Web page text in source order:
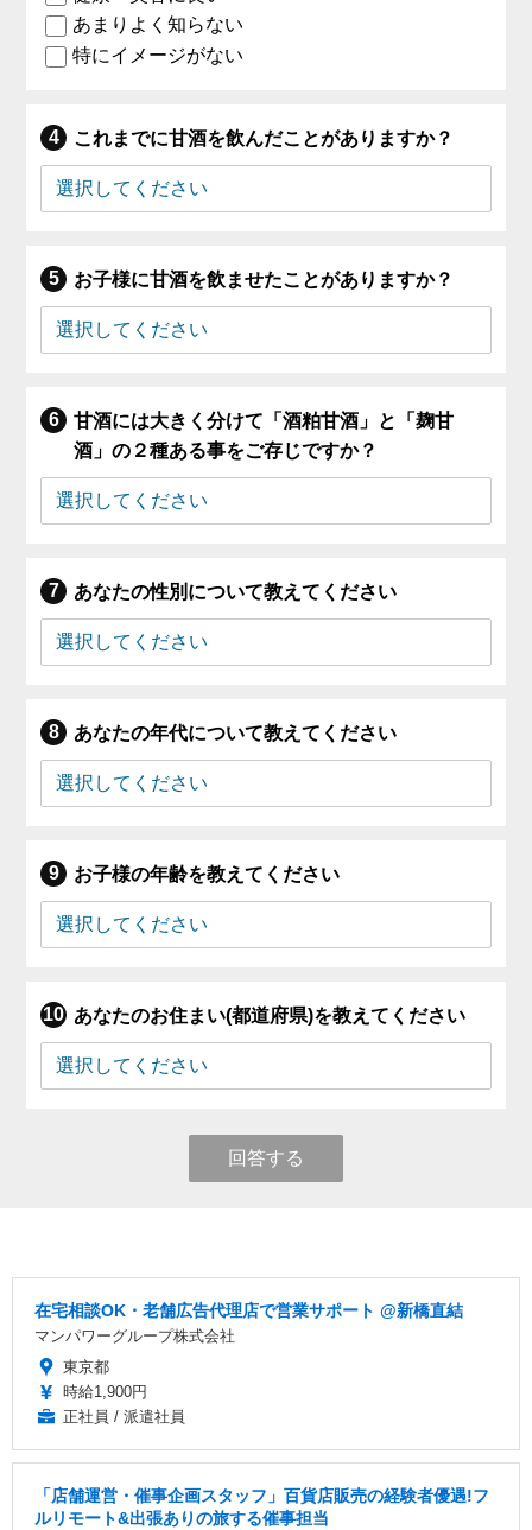
あまりよく知らない
特にイメージがない
これまでに甘酒を飲んだことがありますか？
お子様に甘酒を飲ませたことがありますか？
甘酒には大きく分けて「酒粕甘酒」と「麹甘
酒」の２種ある事をご存じですか？
あなたの性別について教えてください
あなたの年代について教えてください
お子様の年齢を教えてください
あなたのお住まい(都道府県)を教えてください
回答する
在宅相談OK・老舗広告代理店で営業サポート @新橋直結
マンパワーグループ株式会社
東京都
時給1,900円
正社員 / 派遣社員
「店舗運営・催事企画スタッフ」百貨店販売の経験者優遇!フ
ルリモート&出張ありの旅する催事担当